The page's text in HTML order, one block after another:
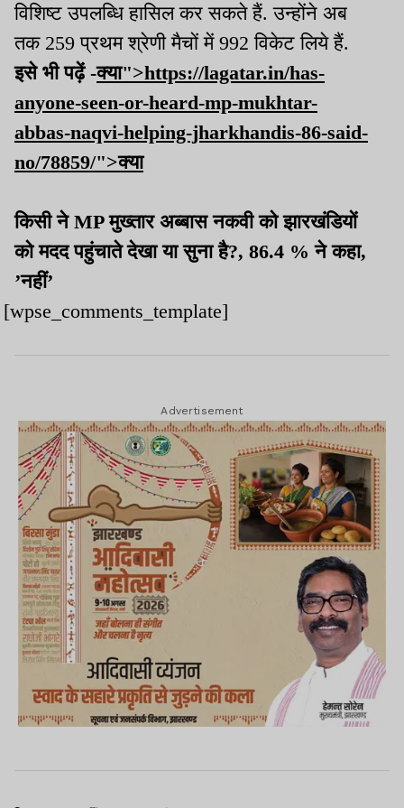
विशिष्ट उपलब्धि हासिल कर सकते हैं. उन्होंने अब
तक 259 प्रथम श्रेणी मैचों में 992 विकेट लिये हैं.
इसे भी पढ़ें -क्या">https://lagatar.in/has-
anyone-seen-or-heard-mp-mukhtar-
abbas-naqvi-helping-jharkhandis-86-said-
no/78859/">क्या
किसी ने MP मुख्तार अब्बास नकवी को झारखंडियों
को मदद पहुंचाते देखा या सुना है?, 86.4 % ने कहा,
’नहीं’
[wpse_comments_template]
Advertisement